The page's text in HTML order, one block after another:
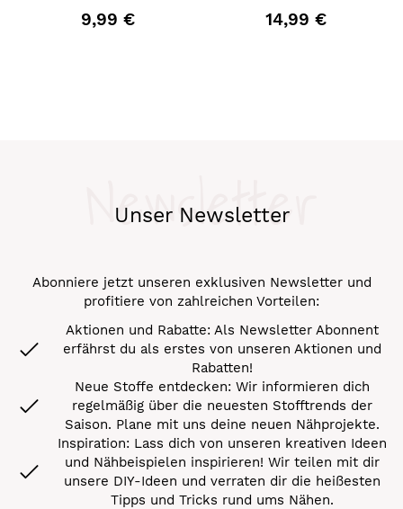
9,99 € 14,99 €
Unser Newsletter
Newsletter
Abonniere jetzt unseren exklusiven Newsletter und
profitiere von zahlreichen Vorteilen:
Aktionen und Rabatte: Als Newsletter Abonnent
erfährst du als erstes von unseren Aktionen und
Rabatten!
Neue Stoffe entdecken: Wir informieren dich
regelmäßig über die neuesten Stofftrends der
Saison. Plane mit uns deine neuen Nähprojekte.
Inspiration: Lass dich von unseren kreativen Ideen
und Nähbeispielen inspirieren! Wir teilen mit dir
unsere DIY-Ideen und verraten dir die heißesten
Tipps und Tricks rund ums Nähen.